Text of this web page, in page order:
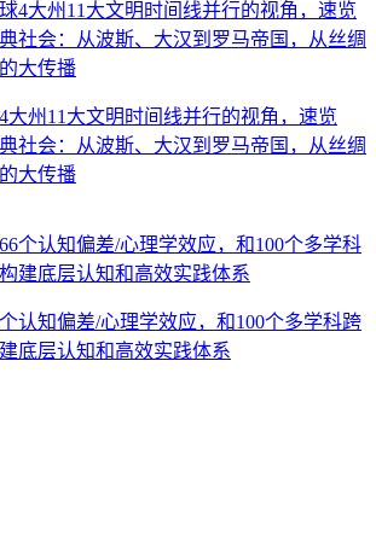
大州11大文明时间线并行的视角，速览
社会：从波斯、大汉到罗马帝国，从丝绸
大传播
认知偏差/心理学效应，和100个多学科跨
底层认知和高效实践体系